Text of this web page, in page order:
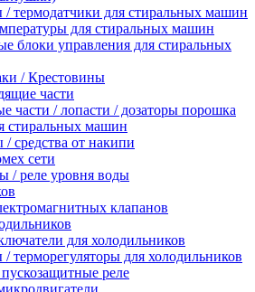
/ термодатчики для стиральных машин
для стиральных машин
блоки управления для стиральных
/ Крестовины
части
части / лопасти / дозаторы порошка
стиральных машин
/ средства от накипи
сети
/ реле уровня воды
клапанов
для холодильников
/ терморегуляторы для холодильников
реле